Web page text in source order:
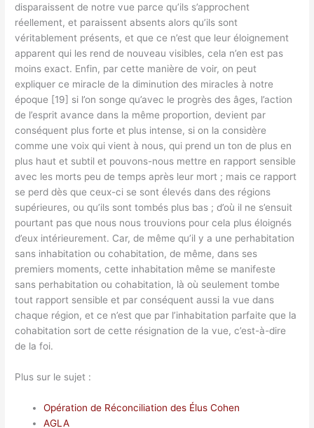
disparaissent de notre vue parce qu’ils s’approchent
réellement, et paraissent absents alors qu’ils sont
véritablement présents, et que ce n’est que leur éloignement
apparent qui les rend de nouveau visibles, cela n’en est pas
moins exact. Enfin, par cette manière de voir, on peut
expliquer ce miracle de la diminution des miracles à notre
époque [19] si l’on songe qu’avec le progrès des âges, l’action
de l’esprit avance dans la même proportion, devient par
conséquent plus forte et plus intense, si on la considère
comme une voix qui vient à nous, qui prend un ton de plus en
plus haut et subtil et pouvons-nous mettre en rapport sensible
avec les morts peu de temps après leur mort ; mais ce rapport
se perd dès que ceux-ci se sont élevés dans des régions
supérieures, ou qu’ils sont tombés plus bas ; d’où il ne s’ensuit
pourtant pas que nous nous trouvions pour cela plus éloignés
d’eux intérieurement. Car, de même qu’il y a une perhabitation
sans inhabitation ou cohabitation, de même, dans ses
premiers moments, cette inhabitation même se manifeste
sans perhabitation ou cohabitation, là où seulement tombe
tout rapport sensible et par conséquent aussi la vue dans
chaque région, et ce n’est que par l’inhabitation parfaite que la
cohabitation sort de cette résignation de la vue, c’est-à-dire
de la foi.
Plus sur le sujet :
Opération de Réconciliation des Élus Cohen
AGLA